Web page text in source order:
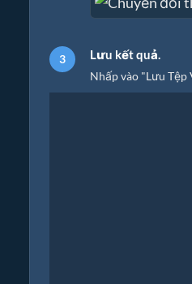
Lưu kết quả.
Nhấp vào "Lưu